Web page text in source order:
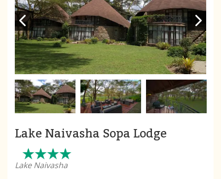
Lake Naivasha Sopa Lodge
Lake Naivasha